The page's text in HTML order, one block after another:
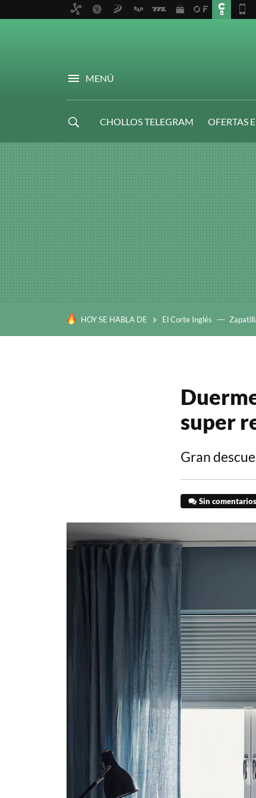
MENÚ
CHOLLOS TELEGRAM OFERTAS
HOY SE HABLA DE El Corte Inglés
super
Gran
Sin comentarios